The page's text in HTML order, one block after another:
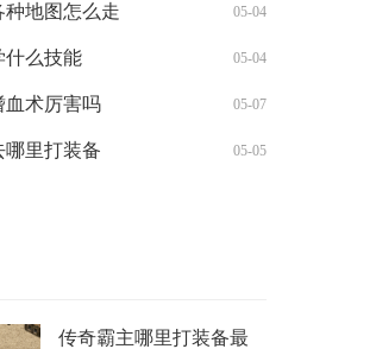
种地图怎么走 05-04
什么技能 05-04
血术厉害吗 05-07
哪里打装备 05-05
传奇霸主哪里打装备最